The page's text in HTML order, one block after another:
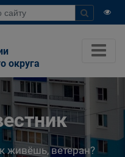
округа
живёшь, ветеран?